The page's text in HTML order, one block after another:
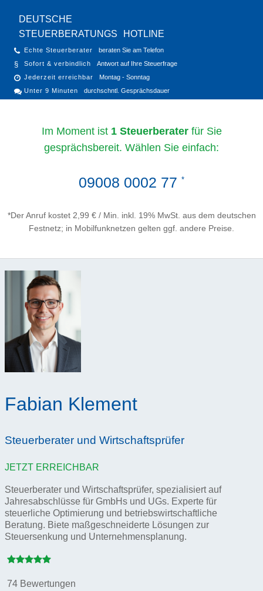
DEUTSCHE
STEUERBERATUNGS
HOTLINE
Echte Steuerberater
beraten Sie am Telefon
Sofort & verbindlich
Antwort auf Ihre Steuerfrage
Jederzeit erreichbar
Montag - Sonntag
Unter 9 Minuten
durchschntl. Gesprächsdauer
Im Moment ist 1 Steuerberaterfür Sie
gesprächsbereit. Wählen Sie einfach:
09008 0002 77 *
*Der Anruf kostet 2,99 € / Min. inkl. 19% MwSt. aus dem deutschen
Festnetz; in Mobilfunknetzen gelten ggf. andere Preise.
Fabian Klement
Steuerberater und Wirtschaftsprüfer
JETZT ERREICHBAR
Steuerberater und Wirtschaftsprüfer, spezialisiert auf
Jahresabschlüsse für GmbHs und UGs. Experte für
steuerliche Optimierung und betriebswirtschaftliche
Beratung. Biete maßgeschneiderte Lösungen zur
Steuersenkung und Unternehmensplanung.
74 Bewertungen